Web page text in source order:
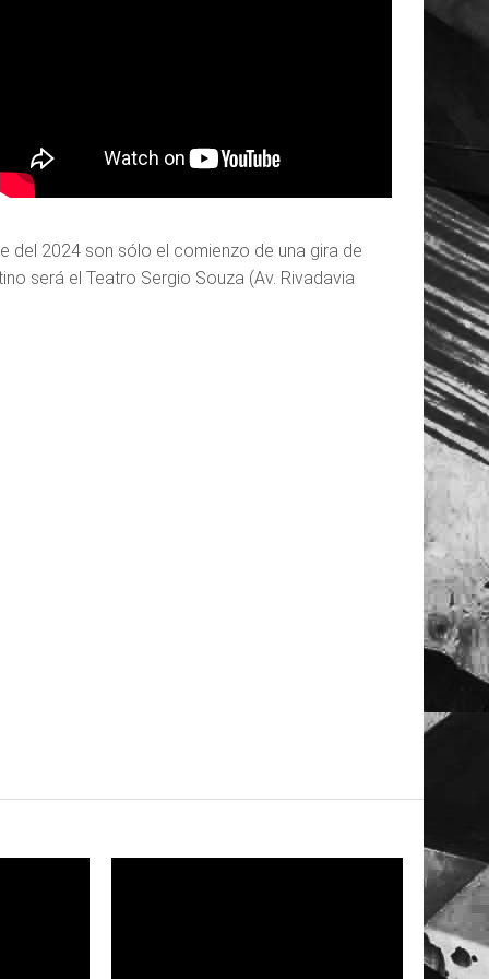
del 2024 son sólo el comienzo de una gira de
será el Teatro Sergio Souza (Av. Rivadavia